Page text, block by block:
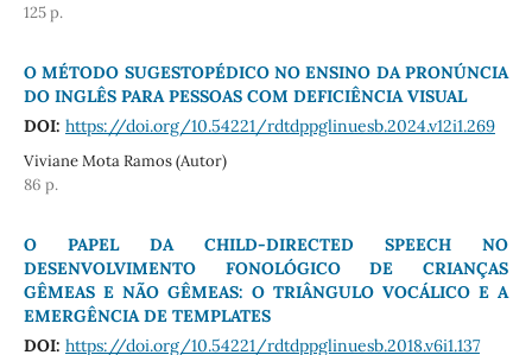
125 p.
O MÉTODO SUGESTOPÉDICO NO ENSINO DA PRONÚNCIA
DO INGLÊS PARA PESSOAS COM DEFICIÊNCIA VISUAL
DOI: https://doi.org/10.54221/rdtdppglinuesb.2024.v12i1.269
Viviane Mota Ramos (Autor)
86 p.
O PAPEL DA CHILD-DIRECTED SPEECH NO
DESENVOLVIMENTO FONOLÓGICO DE CRIANÇAS
GÊMEAS E NÃO GÊMEAS: O TRIÂNGULO VOCÁLICO E A
EMERGÊNCIA DE TEMPLATES
DOI: https://doi.org/10.54221/rdtdppglinuesb.2018.v6i1.137